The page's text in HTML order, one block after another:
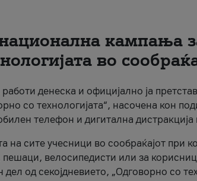
кампања
во
денеска и официјално ја
со технологијата“, насочена кон
телефон и дигитална дистракција
на сите учесници во сообраќајот при
пешаци, велосипедисти или за
од секојдневието, „Одговорно со